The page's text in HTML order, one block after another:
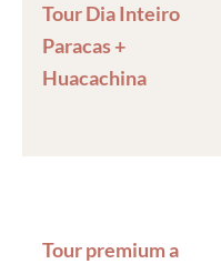
Tour Dia Inteiro
Paracas +
Huacachina
Tour premium a